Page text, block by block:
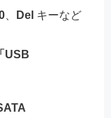
Del キーなど
USB